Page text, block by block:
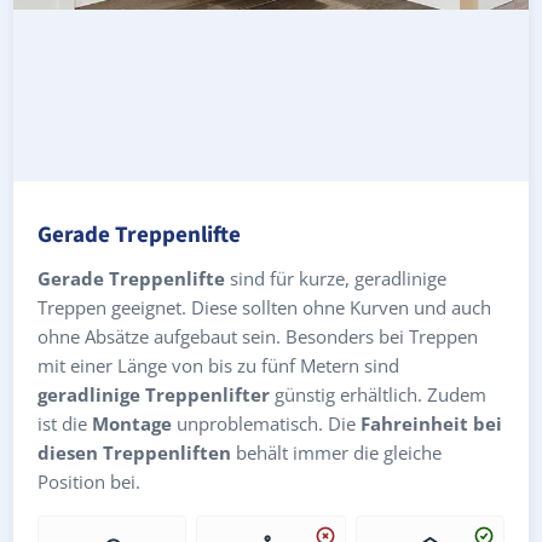
Gerade Treppenlifte
Gerade Treppenlifte sind für kurze, geradlinige
Treppen geeignet. Diese sollten ohne Kurven und auch
ohne Absätze aufgebaut sein. Besonders bei Treppen
mit einer Länge von bis zu fünf Metern sind
geradlinige Treppenlifter günstig erhältlich. Zudem
ist die Montage unproblematisch. Die Fahreinheit bei
diesen Treppenliften behält immer die gleiche
Position bei.